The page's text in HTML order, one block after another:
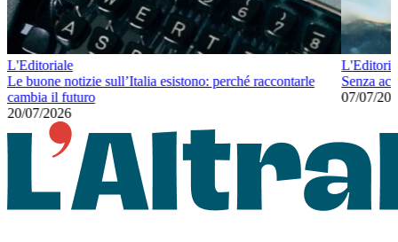
L'Editoriale
Le buone notizie sull’Italia esistono: perché raccontarle
cambia il futuro
20/07/2026
Senza
07/07/